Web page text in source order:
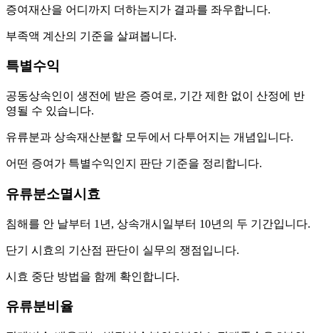
증여재산을 어디까지 더하는지가 결과를 좌우합니다.
부족액 계산의 기준을 살펴봅니다.
특별수익
공동상속인이 생전에 받은 증여로, 기간 제한 없이 산정에 반
영될 수 있습니다.
유류분과 상속재산분할 모두에서 다투어지는 개념입니다.
어떤 증여가 특별수익인지 판단 기준을 정리합니다.
유류분소멸시효
침해를 안 날부터 1년, 상속개시일부터 10년의 두 기간입니다.
단기 시효의 기산점 판단이 실무의 쟁점입니다.
시효 중단 방법을 함께 확인합니다.
유류분비율